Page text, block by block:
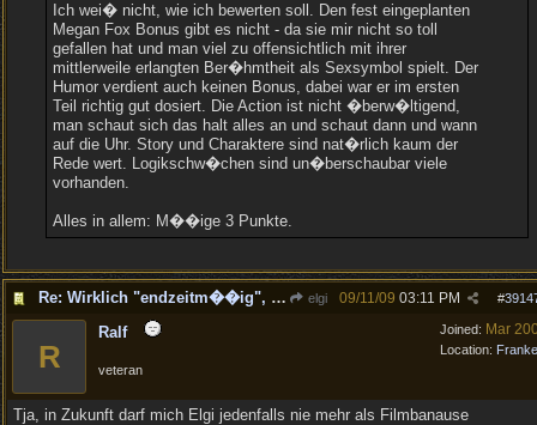
Ich wei� nicht, wie ich bewerten soll. Den fest eingeplanten
Megan Fox Bonus gibt es nicht - da sie mir nicht so toll
gefallen hat und man viel zu offensichtlich mit ihrer
mittlerweile erlangten Ber�hmtheit als Sexsymbol spielt. Der
Humor verdient auch keinen Bonus, dabei war er im ersten
Teil richtig gut dosiert. Die Action ist nicht �berw�ltigend,
man schaut sich das halt alles an und schaut dann und wann
auf die Uhr. Story und Charaktere sind nat�rlich kaum der
Rede wert. Logikschw�chen sind un�berschaubar viele
vorhanden.
Alles in allem: M��ige 3 Punkte.
Re: Wirklich "endzeitm��ig", oder was?! elgi #
09/11/09 03:11 PM
Joined: Mar
Location:
R
Ralf
veteran
Tja, in Zukunft darf mich Elgi jedenfalls nie mehr als Filmbanause